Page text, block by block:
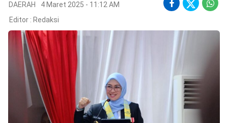
Copyright
2026
lensasulsel.com
Reserved
DAERAH
4 Maret 2025 - 11:12 AM
Editor : Redaksi